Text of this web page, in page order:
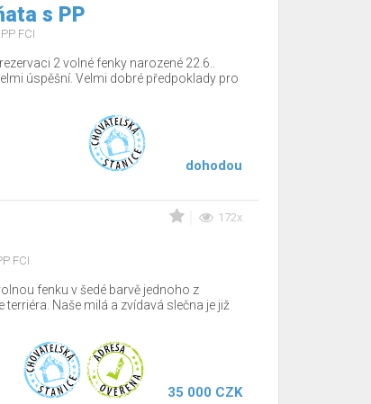
s PP
FCI
2 volné fenky narozené 22.6..
úspěšní. Velmi dobré předpoklady pro
dohodou
172x
FCI
fenku v šedé barvě jednoho z
Naše milá a zvídavá slečna je již
35 000 CZK